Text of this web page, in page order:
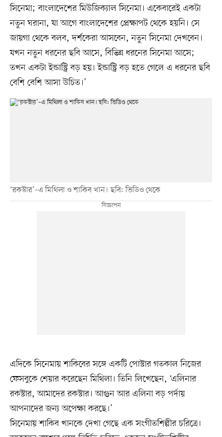
সিনেমা; বাংলাদেশের মিউজিক্যাল সিনেমা। একেবারেই একটা
নতুন ঘরানা, যা আগে বাংলাদেশের প্রেক্ষাপট থেকে হয়নি। সে
জায়গা থেকে বলব, দর্শকেরা আসবেন, নতুন সিনেমা দেখবেন।
যখন নতুন ধরনের ছবি আসে, বিভিন্ন ধরনের সিনেমা আসে;
তখন একটা ইন্ডাস্ট্রি বড় হয়। ইন্ডাস্ট্রি বড় হতে গেলে এ ধরনের ছবি
বেশি বেশি আসা উচিত।’
‘রকস্টার’–এ মিথিলা ও শাকিব খান। ছবি: ভিডিও থেকে
এদিকে সিনেমায় শাকিবের সঙ্গে একটি পোস্টার গতকাল নিজের
ফেসবুকে শেয়ার করেছেন মিথিলা। তিনি লিখেছেন, ‘এলিনার
রকস্টার, আমাদের রকস্টার। আগুন আর এলিনা বড় পর্দায়
আপনাদের জন্য অপেক্ষা করছে।’
সিনেমায় শাকিব খানকে দেখা গেছে এক সংগীতশিল্পীর চরিত্রে।